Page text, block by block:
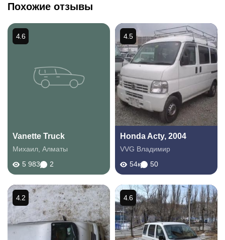
Похожие отзывы
Vanette Truck
Михаил Алматы
5 983
2
4.6
Honda Acty, 2004
VVG Владимир
54к
50
4.5
4.2 4.6